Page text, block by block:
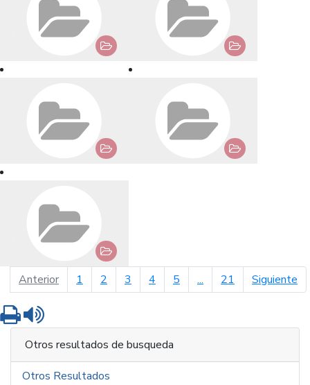
Anteriorpágina anterior
1 2 3 4 5 ... 21 Siguiente
Imprimir
Otros resultados de busqueda
Otros Resultados